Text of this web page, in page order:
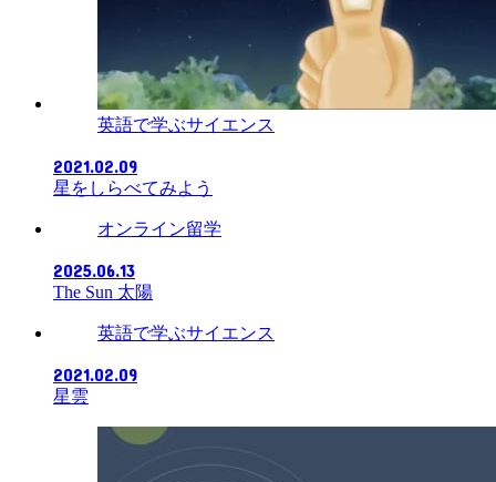
英語で学ぶサイエンス
2021.02.09
星をしらべてみよう
オンライン留学
2025.06.13
The Sun 太陽
英語で学ぶサイエンス
2021.02.09
星雲